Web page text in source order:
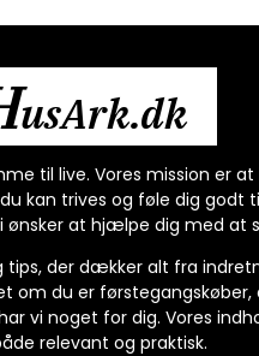
usArk.dk
til live. Vores mission er
kan trives og føle dig godt
ønsker at hjælpe dig med at
tips, der dækker alt fra
om du er
vi noget for dig. Vores
relevant og praktisk.